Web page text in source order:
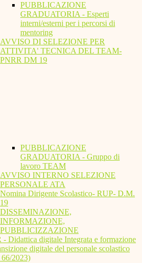
PUBBLICAZIONE
GRADUATORIA - Esperti
interni/esterni per i percorsi di
mentoring
AVVISO DI SELEZIONE PER
ATTIVITA' TECNICA DEL TEAM-
PNRR DM 19
PUBBLICAZIONE
GRADUATORIA - Gruppo di
lavoro TEAM
AVVISO INTERNO SELEZIONE
PERSONALE ATA
Nomina Dirigente Scolastico- RUP- D.M.
19
DISSEMINAZIONE,
INFORMAZIONE,
PUBBLICIZZAZIONE
- Didattica digitale Integrata e formazione
digitale del personale scolastico
2023)